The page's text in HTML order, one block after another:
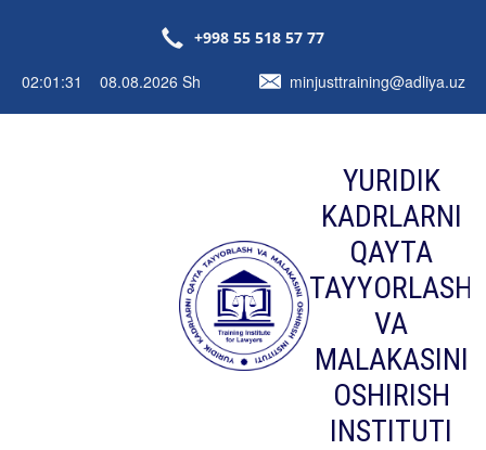
+998 55 518 57 77
02:01:31 08.08.2026 Sh minjusttraining@adliya.uz
YURIDIK
KADRLARNI
QAYTA
TAYYORLASH
VA
MALAKASINI
OSHIRISH
INSTITUTI